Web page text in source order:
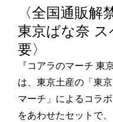
〈全国通販
東京ばな奈
要〉
『コアラのマーチ 東
は、東京土産の「東
マーチ」によるコラ
をあわせたセットで